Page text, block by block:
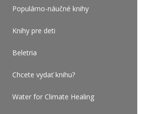
Populárno-náučné knihy
Knihy pre deti
Beletria
Chcete vydať knihu?
Water for Climate Healing